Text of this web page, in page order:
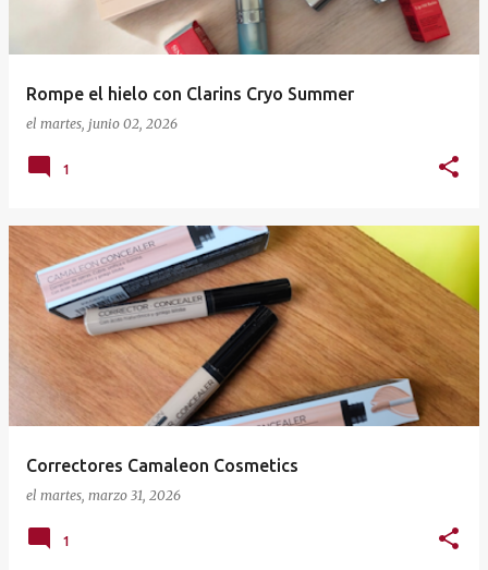
Rompe el hielo con Clarins Cryo Summer
el martes, junio 02, 2026
1
Correctores Camaleon Cosmetics
el martes, marzo 31, 2026
1